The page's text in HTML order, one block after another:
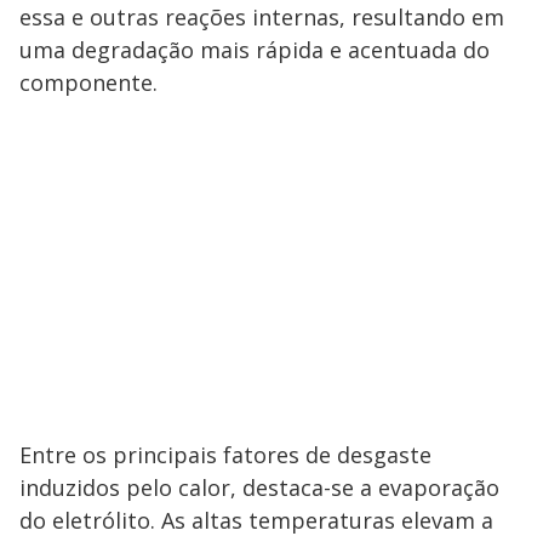
essa e outras reações internas, resultando em
uma degradação mais rápida e acentuada do
componente.
Entre os principais fatores de desgaste
induzidos pelo calor, destaca-se a evaporação
do eletrólito. As altas temperaturas elevam a